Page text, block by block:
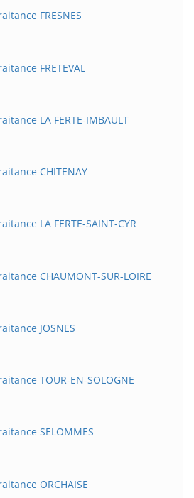
FRESNES
FRETEVAL
LA FERTE-IMBAULT
CHITENAY
LA FERTE-SAINT-CYR
CHAUMONT-SUR-LOIRE
JOSNES
TOUR-EN-SOLOGNE
SELOMMES
ORCHAISE